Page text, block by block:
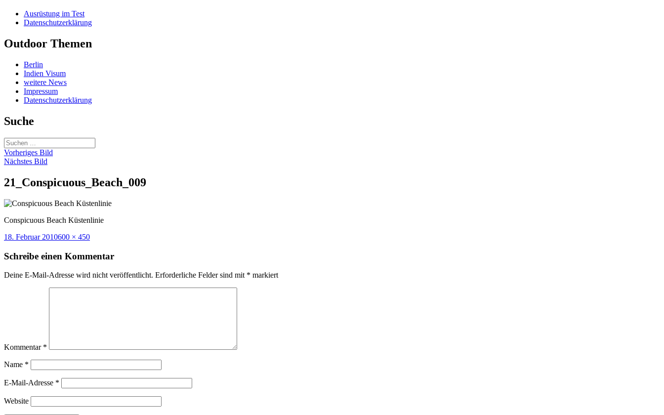
Ausrüstung im Test
Datenschutzerklärung
Outdoor Themen
Berlin
Indien Visum
weitere News
Impressum
Datenschutzerklärung
Suche
Suchen
nach:
Vorheriges Bild
Nächstes Bild
21_Conspicuous_Beach_009
Conspicuous Beach Küstenlinie
Veröffentlicht
18. Februar 2010Volle
600 × 450
Schreibe einen Kommentar
Deine E-Mail-Adresse wird nicht veröffentlicht. Erforderliche Felder sind mit * markiert
Kommentar *
Name *
E-Mail-Adresse *
Website